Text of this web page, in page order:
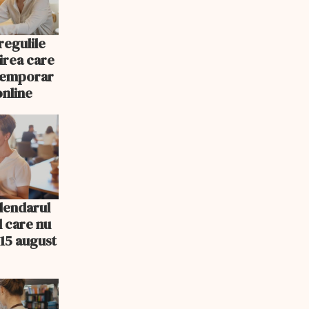
care
care nu
august